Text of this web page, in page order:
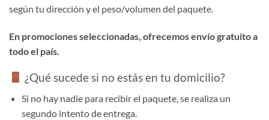
según tu dirección y el peso/volumen del paquete.
En promociones seleccionadas, ofrecemos envío gratuito a
todo el país.
¿Qué sucede si no estás en tu domicilio?
Si no hay nadie para recibir el paquete, se realiza un
segundo intento de entrega.